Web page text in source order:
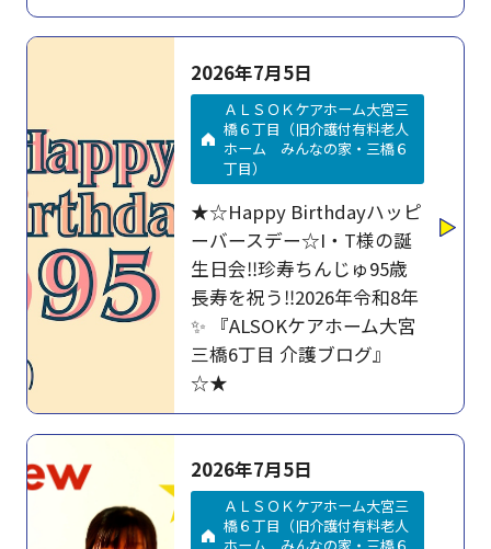
2026年7月5日
ＡＬＳＯＫケアホーム大宮三
橋６丁目（旧介護付有料老人
ホーム みんなの家・三橋６
丁目）
★☆Happy Birthdayハッピ
ーバースデー☆I・T様の誕
生日会‼珍寿ちんじゅ95歳
長寿を祝う‼2026年令和8年
✨ 『ALSOKケアホーム大宮
三橋6丁目 介護ブログ』
☆★
2026年7月5日
ＡＬＳＯＫケアホーム大宮三
橋６丁目（旧介護付有料老人